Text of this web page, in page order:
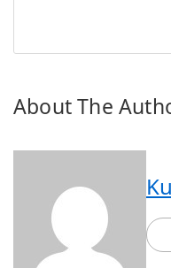
About The